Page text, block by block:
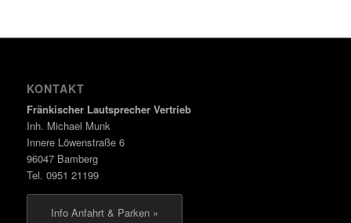
KONTAKT
Fränkischer Lautsprecher Vertrieb
Inh. Michael Munk
Innere Löwenstraße 6
96047 Bamberg
Tel. 0951 21199
Info Anfahrt & Parken »